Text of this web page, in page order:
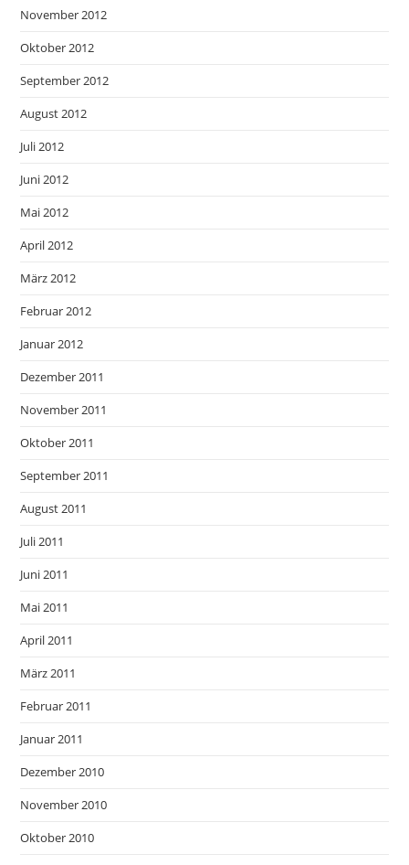
November 2012
Oktober 2012
September 2012
August 2012
Juli 2012
Juni 2012
Mai 2012
April 2012
März 2012
Februar 2012
Januar 2012
Dezember 2011
November 2011
Oktober 2011
September 2011
August 2011
Juli 2011
Juni 2011
Mai 2011
April 2011
März 2011
Februar 2011
Januar 2011
Dezember 2010
November 2010
Oktober 2010